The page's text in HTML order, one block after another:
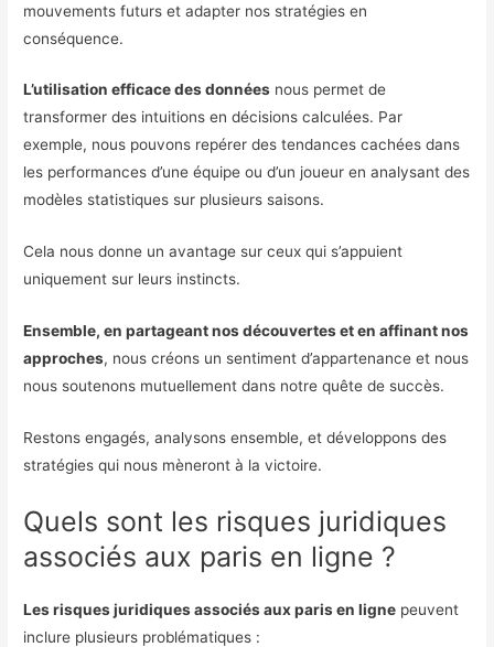
mouvements futurs et adapter nos stratégies en
conséquence.
L’utilisation efficace des données nous permet de
transformer des intuitions en décisions calculées. Par
exemple, nous pouvons repérer des tendances cachées dans
les performances d’une équipe ou d’un joueur en analysant des
modèles statistiques sur plusieurs saisons.
Cela nous donne un avantage sur ceux qui s’appuient
uniquement sur leurs instincts.
Ensemble, en partageant nos découvertes et en affinant nos
approches, nous créons un sentiment d’appartenance et nous
nous soutenons mutuellement dans notre quête de succès.
Restons engagés, analysons ensemble, et développons des
stratégies qui nous mèneront à la victoire.
Quels sont les risques juridiques
associés aux paris en ligne ?
Les risques juridiques associés aux paris en ligne peuvent
inclure plusieurs problématiques :